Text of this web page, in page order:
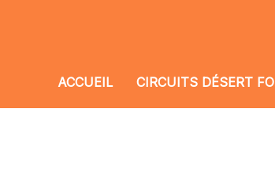
ACCUEIL CIRCUITS DÉSERT